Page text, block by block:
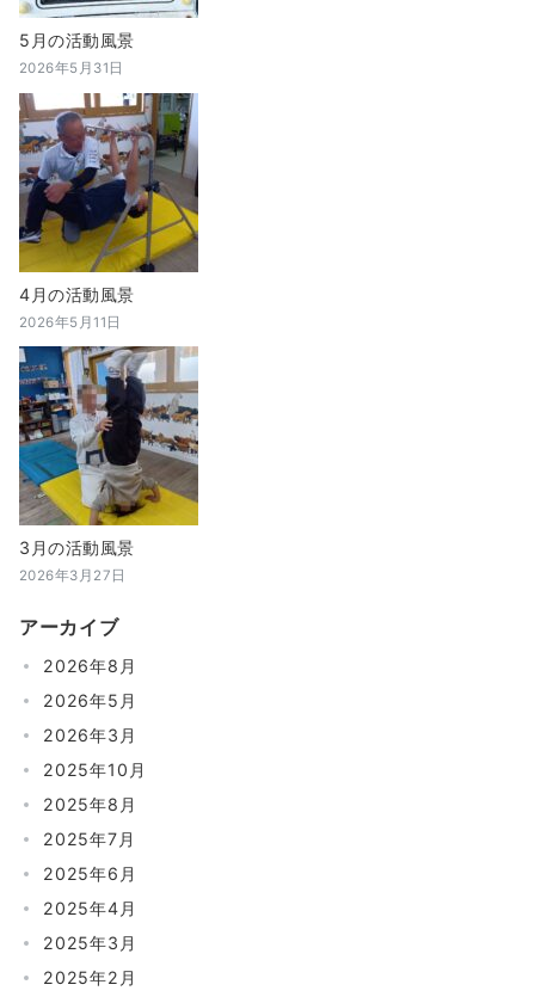
5月の活動風景
2026年5月31日
4月の活動風景
2026年5月11日
3月の活動風景
2026年3月27日
アーカイブ
2026年8月
2026年5月
2026年3月
2025年10月
2025年8月
2025年7月
2025年6月
2025年4月
2025年3月
2025年2月